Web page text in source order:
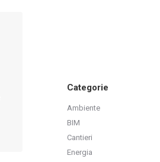
Categorie
Ambiente
BIM
Cantieri
Energia